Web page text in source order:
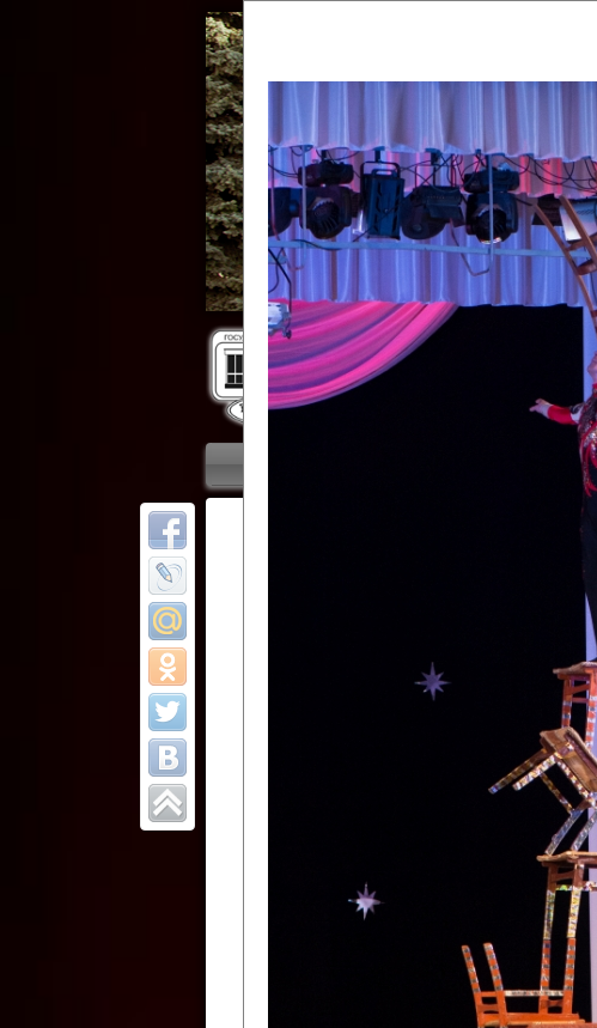
Финал
цирковых
Приднестровского
Образцовый эстрадно-цирковой
Протягайловка, г. Бендеры ,
Народный цирковой клоунский
досуговый центр «Шелковик»
культуры Приднестровской
Олег Степанович Райлян;
Народный цирковой коллектив
Григориопольского района,
Приднестровской Молдавской